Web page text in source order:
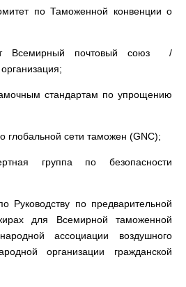
по Таможенной конвенции о
Всемирный почтовый союз /
стандартам по упрощению
глобальной сети таможен (GNC);
группа по безопасности
Руководству по предварительной
для Всемирной таможенной
ассоциации воздушного
организации гражданской